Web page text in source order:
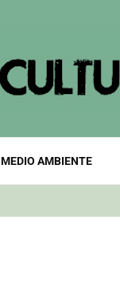
MEDIO AMBIENTE